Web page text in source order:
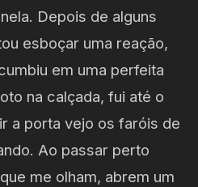
Depois de alguns
esboçar uma reação,
em uma perfeita
na calçada, fui até o
a porta vejo os faróis de
Ao passar perto
me olham, abrem um